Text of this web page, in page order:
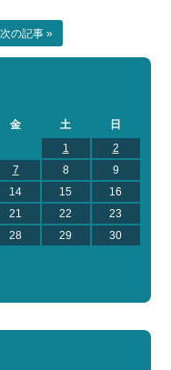
次の記事 »
金 土
日
1
2
7 8
9
14 15
16
21 22
23
28 29
30